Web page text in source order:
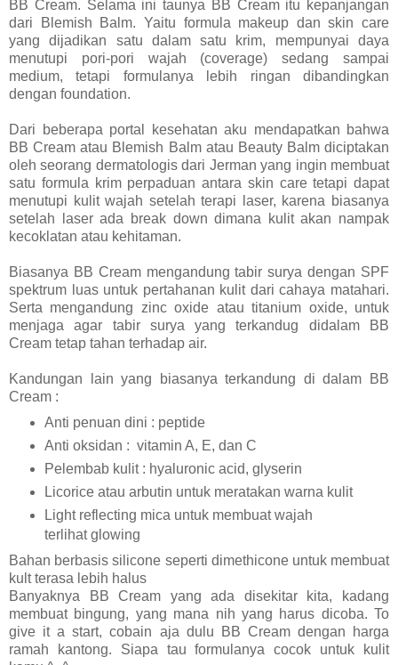
BB Cream. Selama ini taunya BB Cream itu kepanjangan
dari Blemish Balm. Yaitu formula makeup dan skin care
yang dijadikan satu dalam satu krim, mempunyai daya
menutupi pori-pori wajah (coverage) sedang sampai
medium, tetapi formulanya lebih ringan dibandingkan
dengan foundation.
Dari beberapa portal kesehatan aku mendapatkan bahwa
BB Cream atau Blemish Balm atau Beauty Balm diciptakan
oleh seorang dermatologis dari Jerman yang ingin membuat
satu formula krim perpaduan antara skin care tetapi dapat
menutupi kulit wajah setelah terapi laser, karena biasanya
setelah laser ada break down dimana kulit akan nampak
kecoklatan atau kehitaman.
Biasanya BB Cream mengandung tabir surya dengan SPF
spektrum luas untuk pertahanan kulit dari cahaya matahari.
Serta mengandung zinc oxide atau titanium oxide, untuk
menjaga agar tabir surya yang terkandug didalam BB
Cream tetap tahan terhadap air.
Kandungan lain yang biasanya terkandung di dalam BB
Cream :
Anti penuan dini : peptide
Anti oksidan : vitamin A, E, dan C
Pelembab kulit : hyaluronic acid, glyserin
Licorice atau arbutin untuk meratakan warna kulit
Light reflecting mica untuk membuat wajah
terlihat glowing
Bahan berbasis silicone seperti dimethicone untuk membuat
kult terasa lebih halus
Banyaknya BB Cream yang ada disekitar kita, kadang
membuat bingung, yang mana nih yang harus dicoba. To
give it a start, cobain aja dulu BB Cream dengan harga
ramah kantong. Siapa tau formulanya cocok untuk kulit